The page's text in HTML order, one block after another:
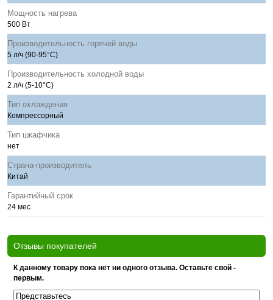
Мощность нагрева
500 Вт
Производительность горячей воды
5 л/ч (90-95°C)
Производительность холодной воды
2 л/ч (5-10°C)
Тип охлаждения
Компрессорный
Тип шкафчика
нет
Страна-производитель
Китай
Гарантийный срок
24 мес
Отзывы покупателей
К данному товару пока нет ни одного отзыва. Оставьте свой -
первым.